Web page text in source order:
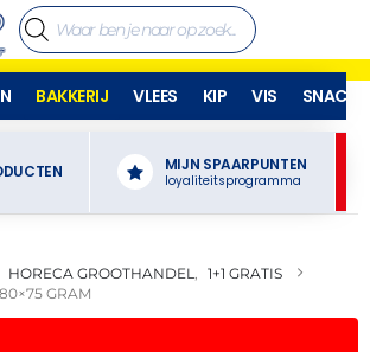
BAKKERIJ VLEES KIP VIS SNACKS
MIJN SPAARPUNTEN
loyaliteitsprogramma
HORECA GROOTHANDEL
1+1 GRATIS
GRAM